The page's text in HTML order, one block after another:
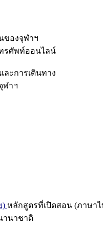
ของจุฬาฯ
รศัพท์ออนไลน์
ละการเดินทาง
ฬาฯ
) หลักสูตรที่เปิดสอน (ภาษาไ
านาชาติ